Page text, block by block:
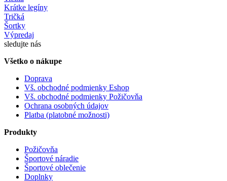
Krátke legíny
Tričká
Šortky
Výpredaj
sledujte nás
Všetko o nákupe
Doprava
Vš. obchodné podmienky Eshop
Vš. obchodné podmienky Požičovňa
Ochrana osobných údajov
Platba (platobné možnosti)
Produkty
Požičovňa
Športové náradie
Športové oblečenie
Doplnky